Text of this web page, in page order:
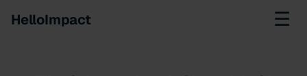
HelloImpact ☰